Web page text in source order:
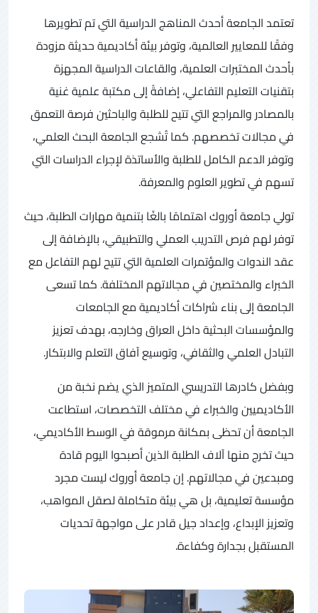
تعتمد الجامعة أحدث المناهج الدراسية التي تم تطويرها
وفقًا للمعايير العالمية، وتوفر بيئة أكاديمية حديثة مزودة
بأحدث المختبرات العلمية، والقاعات الدراسية المجهزة
بتقنيات التعليم التفاعلي، إضافةً إلى مكتبة علمية غنية
بالمصادر والمراجع التي تتيح للطلبة والباحثين فرصة التعمق
في مجالات تخصصهم. كما تُشجع الجامعة البحث العلمي،
وتوفر الدعم الكامل للطلبة والأساتذة لإجراء الدراسات التي
تسهم في تطوير العلوم والمعرفة.
تولي جامعة أوروك اهتمامًا بالغًا بتنمية مهارات الطلبة، حيث
توفر لهم فرص التدريب العملي والتطبيقي، بالإضافة إلى
عقد الندوات والمؤتمرات العلمية التي تتيح لهم التفاعل مع
الخبراء والمختصين في مجالاتهم المختلفة. كما تسعى
الجامعة إلى بناء شراكات أكاديمية مع الجامعات
والمؤسسات البحثية داخل العراق وخارجه، بهدف تعزيز
التبادل العلمي والثقافي، وتوسيع آفاق التعلم والابتكار.
وبفضل كادرها التدريسي المتميز الذي يضم نخبة من
الأكاديميين والخبراء في مختلف التخصصات، استطاعت
الجامعة أن تحظى بمكانة مرموقة في الوسط الأكاديمي،
حيث تخرج منها آلاف الطلبة الذين أصبحوا اليوم قادة
ومبدعين في مجالاتهم. إن جامعة أوروك ليست مجرد
مؤسسة تعليمية، بل هي بيئة متكاملة لصقل المواهب،
وتعزيز الإبداع، وإعداد جيل قادر على مواجهة تحديات
المستقبل بجدارة وكفاءة.